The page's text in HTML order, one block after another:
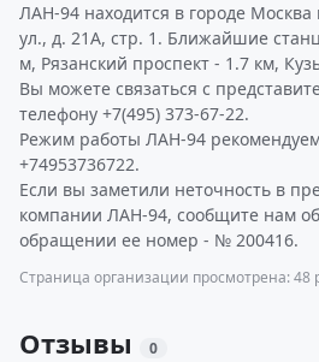
ЛАН-94 находится в городе Москва
ул., д. 21А, стр. 1. Ближайшие
м, Рязанский проспект - 1.7 км,
Вы можете связаться с
телефону +7(495) 373-67-22.
Режим работы ЛАН-94
+74953736722.
Если вы заметили неточность в
компании ЛАН-94, сообщите нам
обращении ее номер - № 200416.
Страница организации просмотрена: 48
Отзывы 0